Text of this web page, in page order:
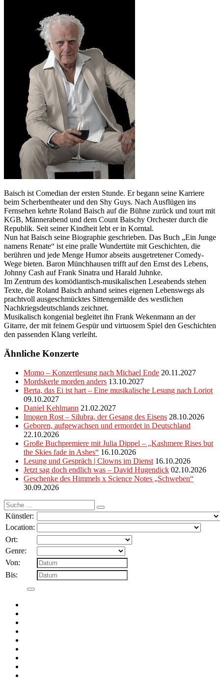
Baisch ist Comedian der ersten Stunde. Er begann seine Karriere
beim Scherbentheater und den Shy Guys. Nach Ausflügen ins
Fernsehen kehrte Roland Baisch auf die Bühne zurück und tourt mit
KGB, Männerabend und dem Count Baischy Orchester durch die
Republik. Seit seiner Kindheit lebt er in Korntal.
Nun hat Baisch seine Biographie geschrieben. Das Buch „Ein Junge
namens Renate“ ist eine pralle Wundertüte mit Geschichten, die
berühren und jede Menge Humor abseits ausgetretener Comedy-
Wege bieten. Baron Münchhausen trifft auf den Ernst des Lebens,
Johnny Cash auf Frank Sinatra und Harald Juhnke.
Im Zentrum des komödiantisch-musikalischen Leseabends stehen
Texte, die Roland Baisch anhand seines eigenen Lebenswegs als
prachtvoll ausgeschmücktes Sittengemälde des westlichen
Nachkriegsdeutschlands zeichnet.
Musikalisch kongenial begleitet ihn Frank Wekenmann an der
Gitarre, der mit feinem Gespür und virtuosem Spiel den Geschichten
den passenden Klang verleiht.
Ähnliche Konzerte
Momo – Konzertlesung nach Michael Ende 20.11.2027
Mordskerle morden anders 13.10.2027
Berta, das Ei ist hart – Eine musikalische Lesung nach Loriot
09.10.2027
Daniel Kehlmann 21.02.2027
Imogen Rost – Silubra, der Gesang des Eisens 28.10.2026
Geboren, aufgewachsen und ermordet in Deutschland
22.10.2026
Große Buchpremiere mit Julia Dippel – „Kashmere Rises but
the Skies fade in Ashes“ 16.10.2026
Lesung und Gespräch | Clowns im Dienst 16.10.2026
Jetzt sag doch endlich was – David Hugendick 02.10.2026
Geschenke des Himmels x Science Notes „Schweben“
30.09.2026
Suche
nach:
Künstler:
Location:
Ort:
Genre:
Von:
Bis: